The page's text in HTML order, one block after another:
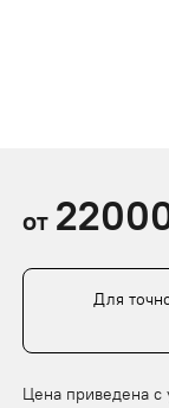
от
Для
Цена приведена с